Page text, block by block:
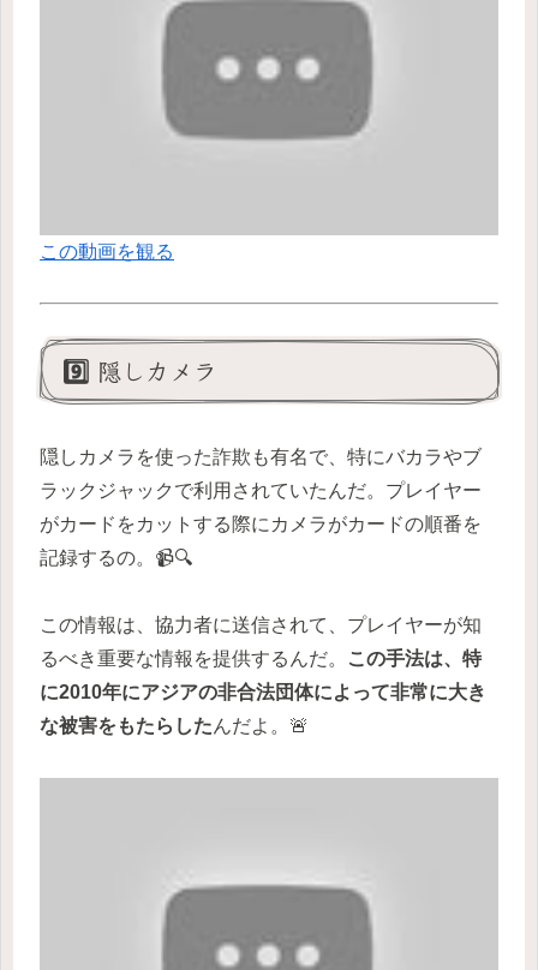
この動画を観る
9️⃣ 隠しカメラ
隠しカメラを使った詐欺も有名で、特にバカラやブ
ラックジャックで利用されていたんだ。プレイヤー
がカードをカットする際にカメラがカードの順番を
記録するの。📹🔍
この情報は、協力者に送信されて、プレイヤーが知
るべき重要な情報を提供するんだ。
この手法は、特
に2010年にアジアの非合法団体によって非常に大き
な被害をもたらしたんだよ。🚨